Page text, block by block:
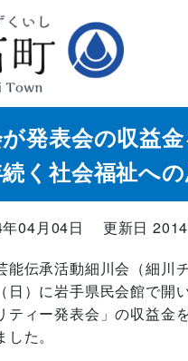
発表会の収益
続く社会福祉へ
04月04日
更新日
伝承活動細川会（細川
日）に岩手県民会館で開
ティー発表会」の収益金
た。